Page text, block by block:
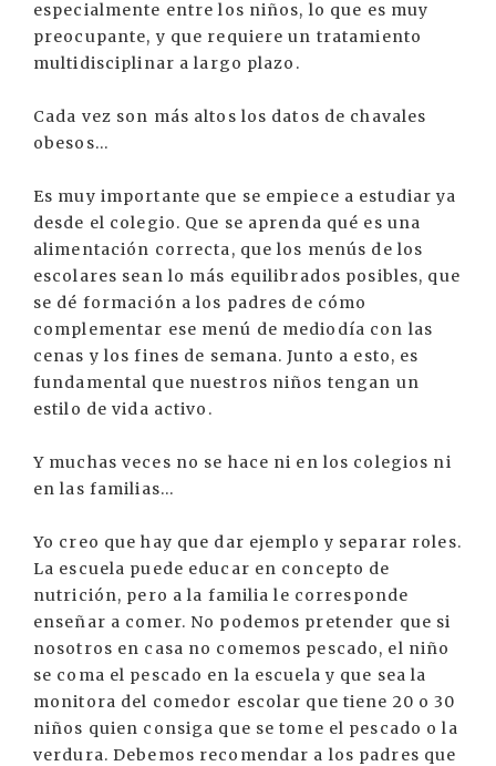
especialmente entre los niños, lo que es muy
preocupante, y que requiere un tratamiento
multidisciplinar a largo plazo.
Cada vez son más altos los datos de chavales
obesos...
Es muy importante que se empiece a estudiar ya
desde el colegio. Que se aprenda qué es una
alimentación correcta, que los menús de los
escolares sean lo más equilibrados posibles, que
se dé formación a los padres de cómo
complementar ese menú de mediodía con las
cenas y los fines de semana. Junto a esto, es
fundamental que nuestros niños tengan un
estilo de vida activo.
Y muchas veces no se hace ni en los colegios ni
en las familias...
Yo creo que hay que dar ejemplo y separar roles.
La escuela puede educar en concepto de
nutrición, pero a la familia le corresponde
enseñar a comer. No podemos pretender que si
nosotros en casa no comemos pescado, el niño
se coma el pescado en la escuela y que sea la
monitora del comedor escolar que tiene 20 o 30
niños quien consiga que se tome el pescado o la
verdura. Debemos recomendar a los padres que